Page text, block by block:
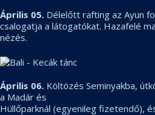
Április 05. Délelőtt rafting az Ayun
csalogatja a látogatókat. Hazafelé
nézés.
Április 06. Költözés Seminyakba,
a Madár és
Hüllőparknál (egyenileg fizetendő),